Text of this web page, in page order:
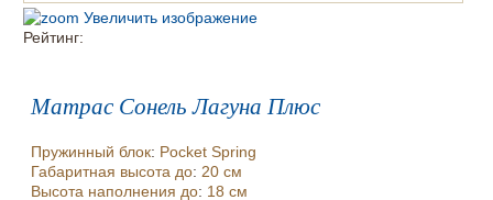
Увеличить изображение
Рейтинг:
Матрас Сонель Лагуна Плюс
Пружинный блок: Pocket Spring
Габаритная высота до: 20 см
Высота наполнения до: 18 см